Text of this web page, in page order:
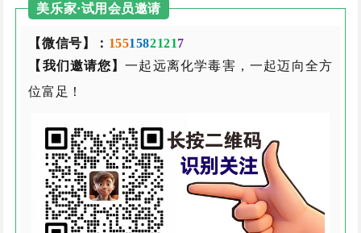
美乐家·试用会员邀请
【微信号】： 15515821217
【我们邀请您】一起远离化学毒害，一起迈向全方
位富足！